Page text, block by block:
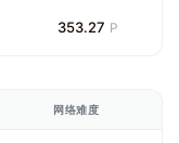
353.27 P
网络难度